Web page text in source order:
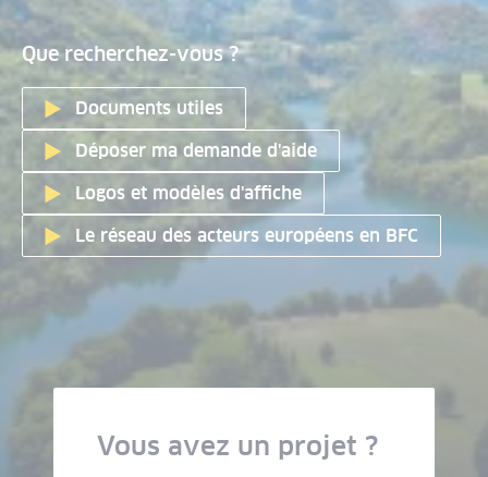
Que recherchez-vous ?
Documents utiles
Déposer ma demande d'aide
Logos et modèles d'affiche
Le réseau des acteurs européens en BFC
Vous avez un projet ?